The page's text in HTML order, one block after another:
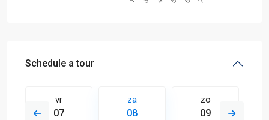
Schedule a tour
vr
07
za
08
zo
09